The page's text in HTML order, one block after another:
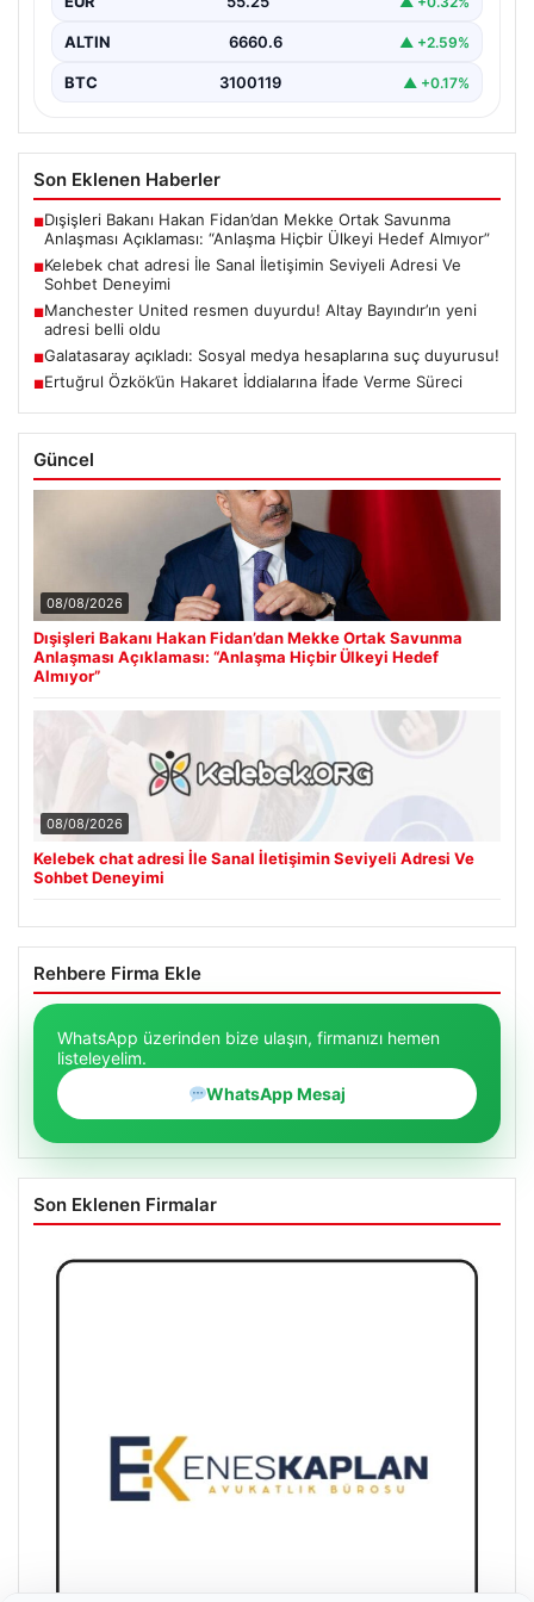
ALTIN 6660.6 ▲ +2.59%
BTC 3100119 ▲ +0.17%
Son Eklenen Haberler
■Dışişleri Bakanı Hakan Fidan’dan Mekke Ortak Savunma
Anlaşması Açıklaması: “Anlaşma Hiçbir Ülkeyi Hedef Almıyor”
■Kelebek chat adresi İle Sanal İletişimin Seviyeli Adresi Ve
Sohbet Deneyimi
■Manchester United resmen duyurdu! Altay Bayındır’ın yeni
adresi belli oldu
■Galatasaray açıkladı: Sosyal medya hesaplarına suç duyurusu!
■Ertuğrul Özkök’ün Hakaret İddialarına İfade Verme Süreci
Güncel
08/08/2026
Dışişleri Bakanı Hakan Fidan’dan Mekke Ortak Savunma
Anlaşması Açıklaması: “Anlaşma Hiçbir Ülkeyi Hedef
Almıyor”
08/08/2026
Kelebek chat adresi İle Sanal İletişimin Seviyeli Adresi Ve
Sohbet Deneyimi
Rehbere Firma Ekle
WhatsApp üzerinden bize ulaşın, firmanızı hemen
listeleyelim.
WhatsApp Mesaj
Son Eklenen Firmalar